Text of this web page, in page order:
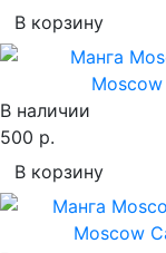
В корзину
В наличии
500 р.
В корзину
Moscow